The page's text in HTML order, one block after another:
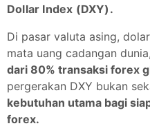
Dollar Index (DXY).
Di pasar valuta asing,
mata uang cadangan
dari 80% transaksi forex
pergerakan DXY bukan
kebutuhan utama bagi
forex.